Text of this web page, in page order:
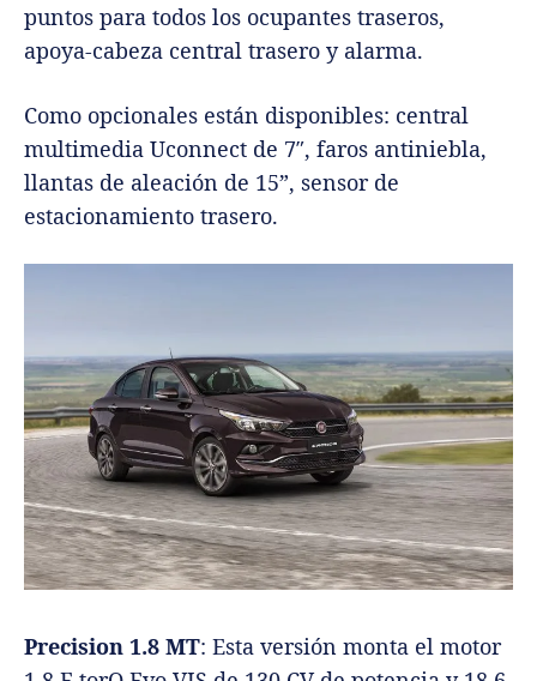
puntos para todos los ocupantes traseros,
apoya-cabeza central trasero y alarma.
Como opcionales están disponibles: central
multimedia Uconnect de 7″, faros antiniebla,
llantas de aleación de 15”, sensor de
estacionamiento trasero.
Precision 1.8 MT: Esta versión monta el motor